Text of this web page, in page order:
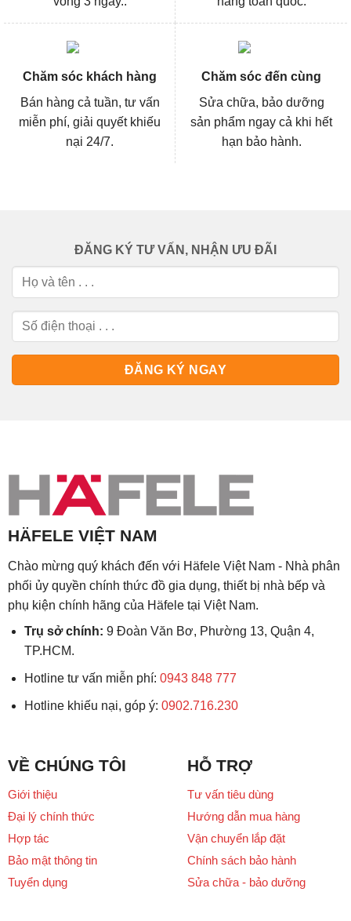
Chăm sóc khách hàng
Bán hàng cả tuần, tư vấn
miễn phí, giải quyết khiếu
nại 24/7.
Chăm sóc đến cùng
Sửa chữa, bảo dưỡng
sản phẩm ngay cả khi hết
hạn bảo hành.
ĐĂNG KÝ TƯ VẤN, NHẬN ƯU ĐÃI
HÄFELE VIỆT NAM
Chào mừng quý khách đến với Häfele Việt Nam - Nhà phân
phối ủy quyền chính thức đồ gia dụng, thiết bị nhà bếp và
phụ kiện chính hãng của Häfele tại Việt Nam.
Trụ sở chính: 9 Đoàn Văn Bơ, Phường 13, Quận 4,
TP.HCM.
Hotline tư vấn miễn phí: 0943 848 777
Hotline khiếu nại, góp ý: 0902.716.230
VỀ CHÚNG TÔI
Giới thiệu
Đại lý chính thức
Hợp tác
Bảo mật thông tin
Tuyển dụng
HỖ TRỢ
Tư vấn tiêu dùng
Hướng dẫn mua hàng
Vận chuyển lắp đặt
Chính sách bảo hành
Sửa chữa - bảo dưỡng